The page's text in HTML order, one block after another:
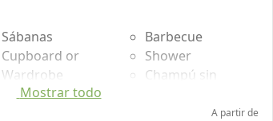
Sábanas
Cupboard or
Wardrobe
Desk
Barbecue
Shower
Champú sin
monodosis
Mostrar todo
A partir de